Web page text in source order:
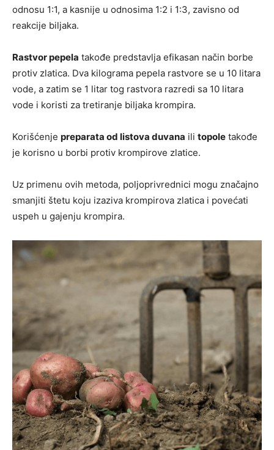
odnosu 1:1, a kasnije u odnosima 1:2 i 1:3, zavisno od
reakcije biljaka.
Rastvor pepela takođe predstavlja efikasan način borbe
protiv zlatica. Dva kilograma pepela rastvore se u 10 litara
vode, a zatim se 1 litar tog rastvora razredi sa 10 litara
vode i koristi za tretiranje biljaka krompira.
Korišćenje preparata od listova duvana ili topole takođe
je korisno u borbi protiv krompirove zlatice.
Uz primenu ovih metoda, poljoprivrednici mogu značajno
smanjiti štetu koju izaziva krompirova zlatica i povećati
uspeh u gajenju krompira.